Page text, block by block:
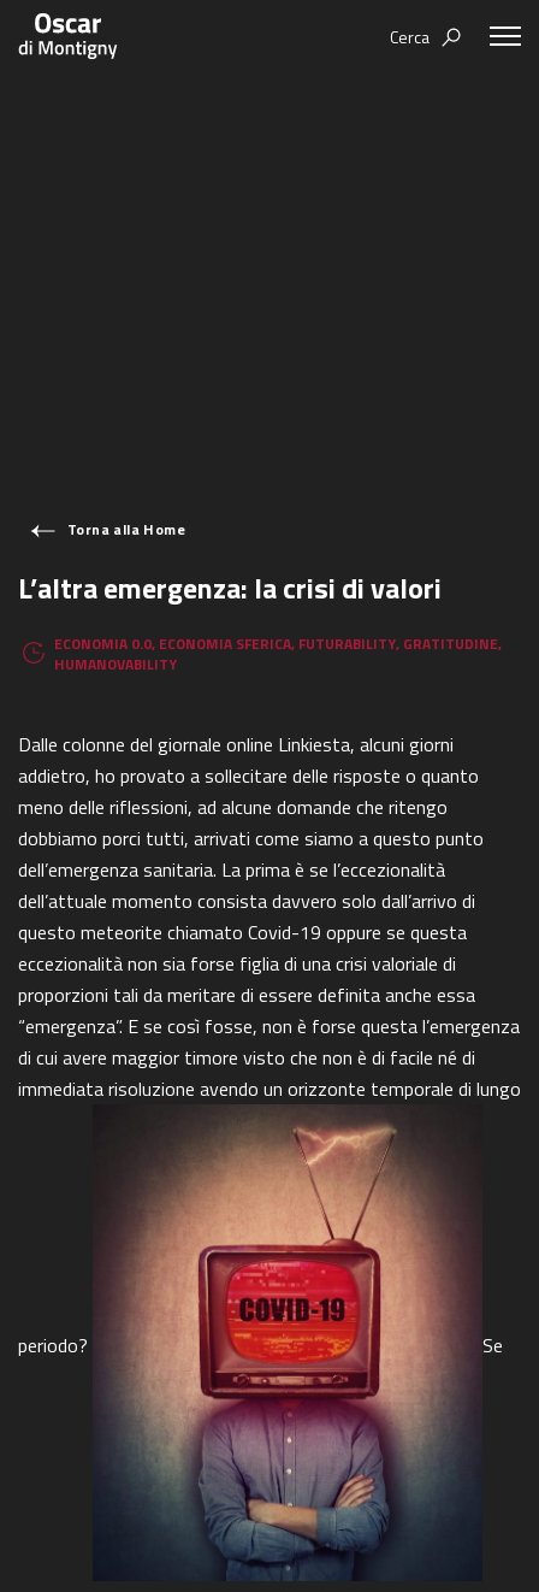
Cerca
Torna alla Home
L’altra emergenza: la crisi di valori
ECONOMIA 0.0, ECONOMIA SFERICA, FUTURABILITY, GRATITUDINE,
HUMANOVABILITY
Dalle colonne del giornale online Linkiesta, alcuni giorni
addietro, ho provato a sollecitare delle risposte o quanto
meno delle riflessioni, ad alcune domande che ritengo
dobbiamo porci tutti, arrivati come siamo a questo punto
dell’emergenza sanitaria. La prima è se l’eccezionalità
dell’attuale momento consista davvero solo dall’arrivo di
questo meteorite chiamato Covid-19 oppure se questa
eccezionalità non sia forse figlia di una crisi valoriale di
proporzioni tali da meritare di essere definita anche essa
“emergenza”. E se così fosse, non è forse questa l’emergenza
di cui avere maggior timore visto che non è di facile né di
immediata risoluzione avendo un orizzonte temporale di lungo
periodo? Se